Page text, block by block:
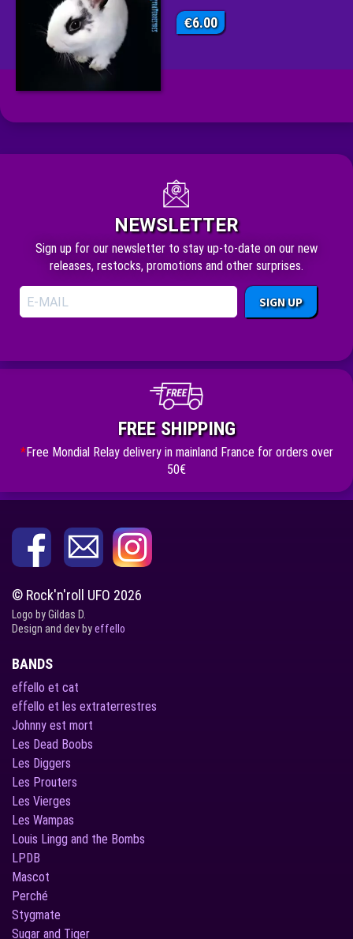
€6.00
NEWSLETTER
Sign up for our newsletter to stay up-to-date on our new
releases, restocks, promotions and other surprises.
SIGN UP
FREE SHIPPING
*Free Mondial Relay delivery in mainland France for orders over
50€
© Rock'n'roll UFO 2026
Logo by Gildas D.
Design and dev byeffello
BANDS
effello et cat
effello et les extraterrestres
Johnny est mort
Les Dead Boobs
Les Diggers
Les Prouters
Les Vierges
Les Wampas
Louis Lingg and the Bombs
LPDB
Mascot
Perché
Stygmate
Sugar and Tiger